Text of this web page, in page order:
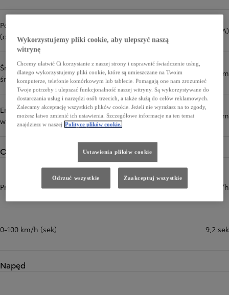
Poziom hałasu podczas jazdy
(dB(A))
66,0 dB(A)
Średnio (cykl mieszany, wartość
średnia) (l/100 km)
3,7 l/100 km
Emisja CO₂ (cykl mieszany,
wartość średnia) (g/km)
85 g/km
Osiągi
Prędkość maksymalna (km/h) 172 km/h
0-100 km/h (sek) 9,2 sek
Napęd
Wykorzystujemy pliki cookie, aby ulepszyć naszą
witrynę
Chcemy ułatwić Ci korzystanie z naszej strony i usprawnić świadczenie usług,
dlatego wykorzystujemy pliki cookie, które są umieszczane na Twoim
komputerze, telefonie komórkowym lub tablecie. Pomagają one nam zrozumieć
Twoje potrzeby i ulepszać funkcjonalność naszej witryny. Są wykorzystywane do
dostarczania usług i narzędzi osób trzecich, a także służą do celów reklamowych.
Zalecamy akceptację wszystkich plików cookie. Jeżeli nie wyrażasz na to zgody,
możesz łatwo zmienić ich ustawienia. Szczegółowe informacje na ten temat
znajdziesz w naszej Polityce plików cookie.
Ustawienia plików cookie
Odrzuć wszystkie Zaakceptuj wszystkie